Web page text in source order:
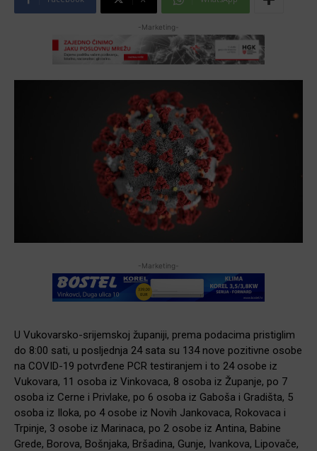
-Marketing-
-Marketing-
U Vukovarsko-srijemskoj županiji, prema podacima pristiglim
do 8:00 sati, u posljednja 24 sata su 134 nove pozitivne osobe
na COVID-19 potvrđene PCR testiranjem i to 24 osobe iz
Vukovara, 11 osoba iz Vinkovaca, 8 osoba iz Županje, po 7
osoba iz Cerne i Privlake, po 6 osoba iz Gaboša i Gradišta, 5
osoba iz Iloka, po 4 osobe iz Novih Jankovaca, Rokovaca i
Trpinje, 3 osobe iz Marinaca, po 2 osobe iz Antina, Babine
Grede, Borova, Bošnjaka, Bršadina, Gunje, Ivankova, Lipovače,